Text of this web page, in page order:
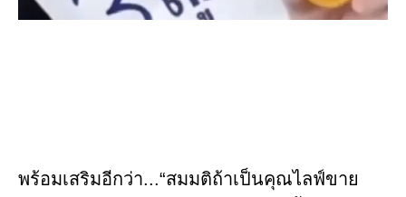
พร้อมเสริมอีกว่า...“สมมติถ้าเป็นคุณไลฟ์ขาย